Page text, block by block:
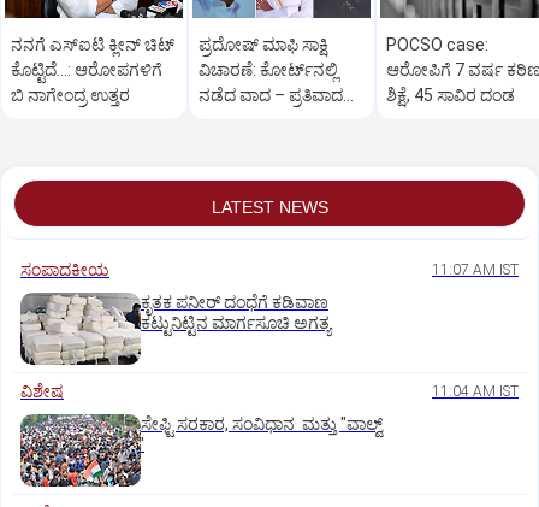
ನನಗೆ ಎಸ್ಐಟಿ ಕ್ಲೀನ್ ಚಿಟ್
ಕೊಟ್ಟಿದೆ…: ಆರೋಪಗಳಿಗೆ
ಬಿ ನಾಗೇಂದ್ರ ಉತ್ತರ
ಪ್ರದೋಷ್ ಮಾಫಿ ಸಾಕ್ಷಿ
ವಿಚಾರಣೆ: ಕೋರ್ಟ್‌ನಲ್ಲಿ
ನಡೆದ ವಾದ – ಪ್ರತಿವಾದದ
POCSO case:
ಆರೋಪಿಗೆ 7 ವರ್ಷ
ಶಿಕ್ಷೆ, 45 ಸಾವಿರ ದಂಡ
LATEST NEWS
ಸಂಪಾದಕೀಯ 11:07 AM IST
ಕೃತಕ ಪನೀರ್‌ ದಂಧೆಗೆ ಕಡಿವಾಣ
ಕಟ್ಟುನಿಟ್ಟಿನ ಮಾರ್ಗಸೂಚಿ ಅಗತ್ಯ
ವಿಶೇಷ 11:04 AM IST
ಸೇಫ್ಟಿ ಸರಕಾರ, ಸಂವಿಧಾನ ಮತ್ತು "ವಾಲ್ವ್
'